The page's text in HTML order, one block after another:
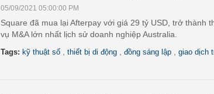
05/09/2021 05:00:00 PM
Square đã mua lại Afterpay với giá 29 tỷ USD, trở thành
vụ M&A lớn nhất lịch sử doanh nghiệp Australia.
Tags: kỹ thuật số thiết bị di động đồng sáng lập giao dịch